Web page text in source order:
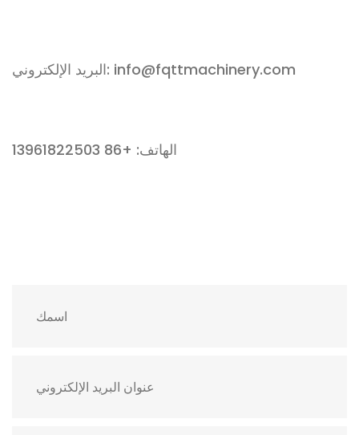
البريد الإلكتروني: info@fqttmachinery.com
الهاتف: +86 13961822503